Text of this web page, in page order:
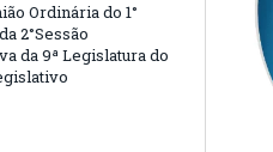
Ordinária do 1°
2°Sessão
da 9ª Legislatura do